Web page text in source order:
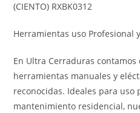
(CIENTO) RXBK0312
Herramientas uso Profesional
En Ultra Cerraduras
herramientas manuales y
reconocidas. Ideales para uso
mantenimiento residencial,